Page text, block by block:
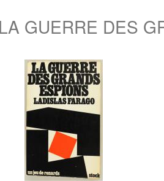
GUERRE DES